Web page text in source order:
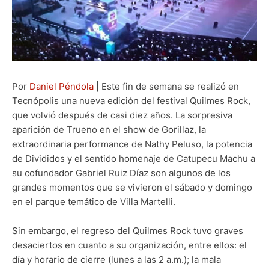
Por Daniel Péndola | Este fin de semana se realizó en
Tecnópolis una nueva edición del festival Quilmes Rock,
que volvió después de casi diez años. La sorpresiva
aparición de Trueno en el show de Gorillaz, la
extraordinaria performance de Nathy Peluso, la potencia
de Divididos y el sentido homenaje de Catupecu Machu a
su cofundador Gabriel Ruiz Díaz son algunos de los
grandes momentos que se vivieron el sábado y domingo
en el parque temático de Villa Martelli.
Sin embargo, el regreso del Quilmes Rock tuvo graves
desaciertos en cuanto a su organización, entre ellos: el
día y horario de cierre (lunes a las 2 a.m.); la mala